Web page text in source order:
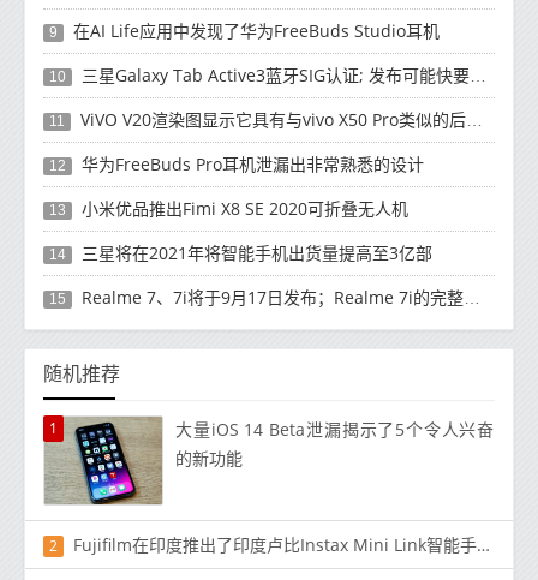
9 在AI Life应用中发现了华为FreeBuds Studio耳机
10 三星Galaxy Tab Active3蓝牙SIG认证; 发布可能快要结束了
11 ViVO V20渲染图显示它具有与vivo X50 Pro类似的后部设计
12 华为FreeBuds Pro耳机泄漏出非常熟悉的设计
13 小米优品推出Fimi X8 SE 2020可折叠无人机
14 三星将在2021年将智能手机出货量提高至3亿部
15 Realme 7、7i将于9月17日发布；Realme 7i的完整规格并导致泄漏
随机推荐
1
大量iOS 14 Beta泄漏揭示了5个令人兴奋
的新功能
2 Fujifilm在印度推出了印度卢比Instax Mini Link智能手机打印机。